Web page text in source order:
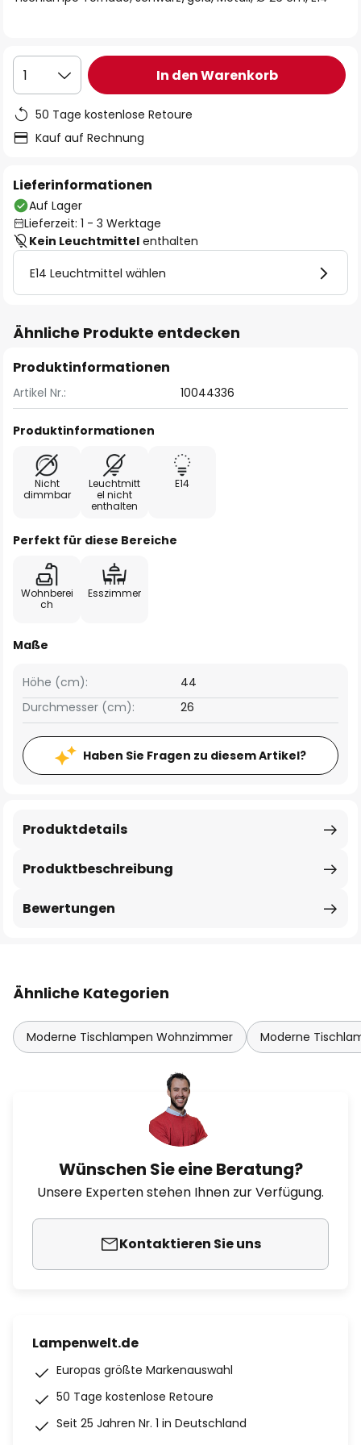
1 In den Warenkorb
50 Tage kostenlose Retoure
Kauf auf Rechnung
Lieferinformationen
Auf Lager
Lieferzeit: 1 - 3 Werktage
Kein Leuchtmittel enthalten
E14 Leuchtmittel wählen
Ähnliche Produkte entdecken
Produktinformationen
Artikel Nr.: 10044336
Produktinformationen
Nicht
dimmbar
Leuchtmitt
el nicht
enthalten
E14
Perfekt für diese Bereiche
Wohnberei
ch
Esszimmer
Maße
Höhe (cm):
44
Durchmesser (cm):
26
Haben Sie Fragen zu diesem Artikel?
Produktbeschreibung
Produktdetails
Bewertungen
Ähnliche Kategorien
Moderne Tischlampen Wohnzimmer Moderne
Wünschen Sie eine Beratung?
Unsere Experten stehen Ihnen zur Verfügung.
Kontaktieren Sie uns
Lampenwelt.de
Europas größte Markenauswahl
50 Tage kostenlose Retoure
Seit 25 Jahren Nr. 1 in Deutschland